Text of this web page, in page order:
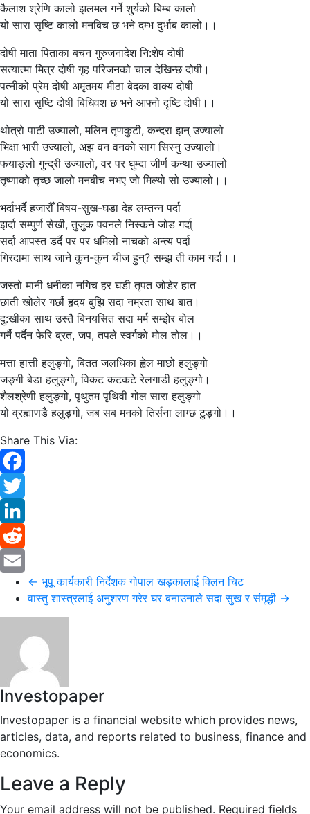
कैलाश श्रेणि कालो झलमल गर्ने शु्र्यको बिम्ब कालो
यो सारा सृष्टि कालो मनबिच छ भने दम्भ दुर्भाब कालो।।
दोषी माता पिताका बचन गुरुजनादेश नि:शेष दोषी
सत्यात्मा मित्र दोषी गृह परिजनको चाल देखिन्छ दोषी।
पत्नीको प्रेम दोषी अमृतमय मीठा बेदका वाक्य दोषी
यो सारा सृष्टि दोषी बिधिवश छ भने आफ्नो दृष्टि दोषी।।
थोत्रो पाटी उज्यालो, मलिन तृणकुटी, कन्दरा झन् उज्यालो
भिक्षा भारी उज्यालो, अझ वन वनको साग सिस्नु उज्यालो।
फयाङ्लो गुन्द्री उज्यालो, वर पर घुम्दा जीर्ण कन्था उज्यालो
तृष्णाको तृच्छ जालो मनबीच नभए जो मिल्यो सो उज्यालो।।
भर्दाभर्दै हजारौँ बिषय-सुख-घडा देह लम्तन्न पर्दा
झर्दा सम्पुर्ण सेखी, तुजुक पवनले निस्कने जोड गर्दा्
सर्दा आपस्त डर्दै पर पर धमिलो नाचको अन्त्य पर्दा
गिरदामा साथ जाने कुन-कुन चीज हुन्? सम्झ ती काम गर्दा।।
जस्तो मानी धनीका नगिच हर घडी तृपत जोडेर हात
छाती खोलेर गर्छौ हृदय बुझि सदा नम्रता साथ बात।
दु:खीका साथ उस्तै बिनयसित सदा मर्म सम्झेर बोल
गर्नै पर्दैन फेरि ब्रत, जप, तपले स्वर्गको मोल तोल।।
मत्ता हात्ती हलुङ्गो, बितत जलधिका ह्वेल माछो हलुङ्गो
जङ्गी बेडा हलुङ्गो, विकट कटकटे रेलगाडी हलुङ्गो।
शैलश्रेणी हलुङ्गो, पृथुतम पृथिवी गोल सारा हलुङ्गो
यो व्रह्माणडै हलुङ्गो, जब सब मनको तिर्सना लाग्छ टुङ्गो।।
Share This Via:
Facebook
Twitter
LinkedIn
Reddit
Email ← भूपू कार्यकारी निर्देशक गोपाल खड्कालाई क्लिन चिट
वास्तु शास्त्रलाई अनुशरण गरेर घर बनाउनाले सदा सुख र संमृद्धी →
Investopaper
Investopaper is a financial website which provides news,
articles, data, and reports related to business, finance and
economics.
Leave a Reply
Your email address will not be published. Required fields